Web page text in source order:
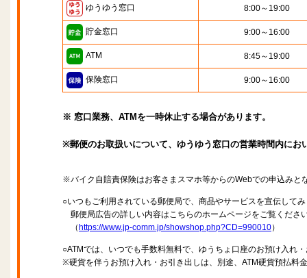
ゆうゆう窓口 8:00～19:00
貯金窓口 9:00～16:00
ATM 8:45～19:00
保険窓口 9:00～16:00
※ 窓口業務、ATMを一時休止する場合があります。
※郵便のお取扱いについて、ゆうゆう窓口の営業時間内に
※バイク自賠責保険はお客さまスマホ等からのWebでの申込みと
○いつもご利用されている郵便局で、商品やサービスを宣伝して
郵便局広告の詳しい内容はこちらのホームページをご覧くださ
（ https://www.jp-comm.jp/showshop.php?CD=990010）
○ATMでは、いつでも手数料無料で、ゆうちょ口座のお預け入れ
※硬貨を伴うお預け入れ・お引き出しは、別途、ATM硬貨預払料